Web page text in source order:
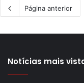
Página anterior
Notícias mais